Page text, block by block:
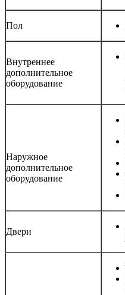
Пол
Внутреннее
дополнительное
оборудование
Наружное
дополнительное
оборудование
Двери